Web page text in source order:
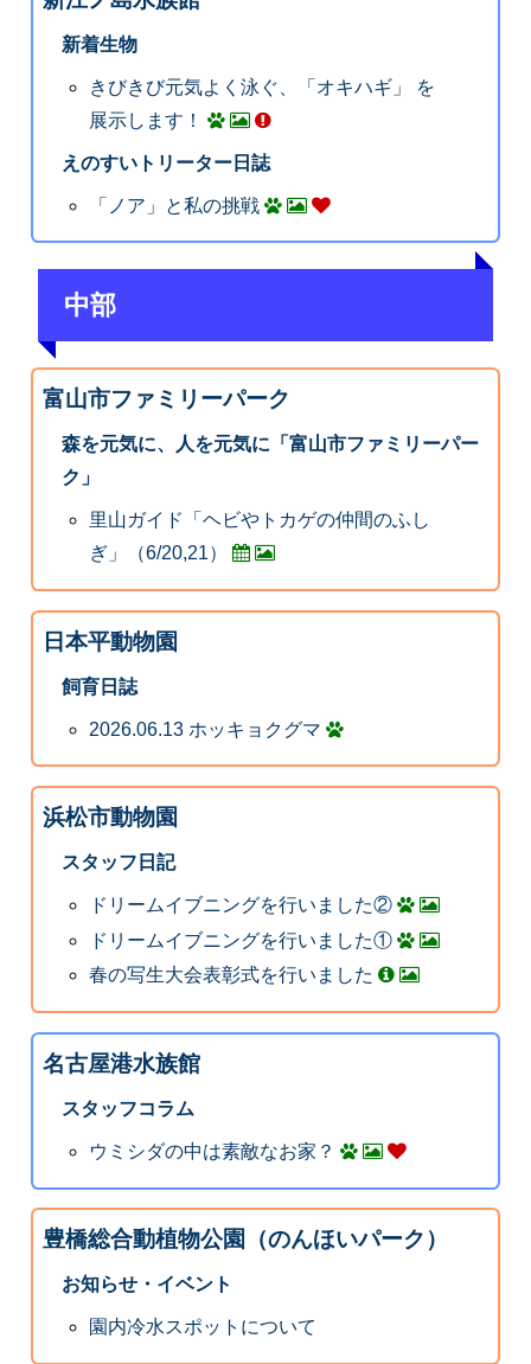
新着生物
きびきび元気よく泳ぐ、「オキハギ」 を
展示します！
えのすいトリーター日誌
「ノア」と私の挑戦
中部
富山市ファミリーパーク
森を元気に、人を元気に「富山市ファミリーパー
ク」
里山ガイド「ヘビやトカゲの仲間のふし
ぎ」（6/20,21）
日本平動物園
飼育日誌
2026.06.13 ホッキョクグマ
浜松市動物園
スタッフ日記
ドリームイブニングを行いました②
ドリームイブニングを行いました①
春の写生大会表彰式を行いました
名古屋港水族館
スタッフコラム
ウミシダの中は素敵なお家？
豊橋総合動植物公園（のんほいパーク）
お知らせ・イベント
園内冷水スポットについて